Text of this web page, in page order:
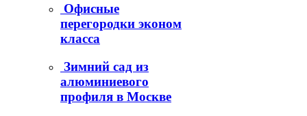
Офисные
перегородки эконом
класса
Зимний сад из
алюминиевого
профиля в Москве